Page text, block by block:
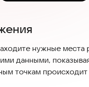
нужные
данными,
точкам